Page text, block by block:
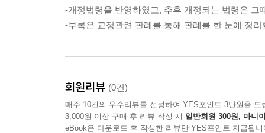
-개정법령을 반영하였고, 추후 개정되는 법령은 그
-부록은 교정관련 판례를 통해 판례를 한 눈에 정
회원리뷰 (0건)
매주 10건의 우수리뷰를 선정하여 YES포인트 3만원을 드
3,000원 이상 구매 후 리뷰 작성 시 일반회원 300원, 마니
eBook은 다운로드 후 작성한 리뷰만 YES포인트 지급됩니